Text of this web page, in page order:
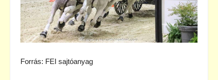
Forrás: FEI sajtóanyag